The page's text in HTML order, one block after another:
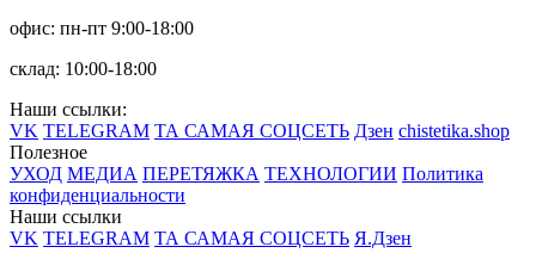
офис: пн-пт 9:00-18:00
склад: 10:00-18:00
Наши ссылки:
VK TELEGRAM ТА САМАЯ СОЦСЕТЬ Дзен chistetika.shop
Полезное
УХОД МЕДИА ПЕРЕТЯЖКА ТЕХНОЛОГИИ Политика
конфиденциальности
Наши ссылки
VK TELEGRAM ТА САМАЯ СОЦСЕТЬ Я.Дзен